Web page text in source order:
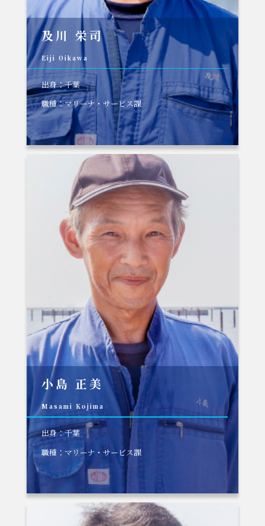
及川 栄司
Eiji Oikawa
出身：千葉
職種：マリーナ・サービス課
小島 正美
Masami Kojima
出身：千葉
職種：マリーナ・サービス課